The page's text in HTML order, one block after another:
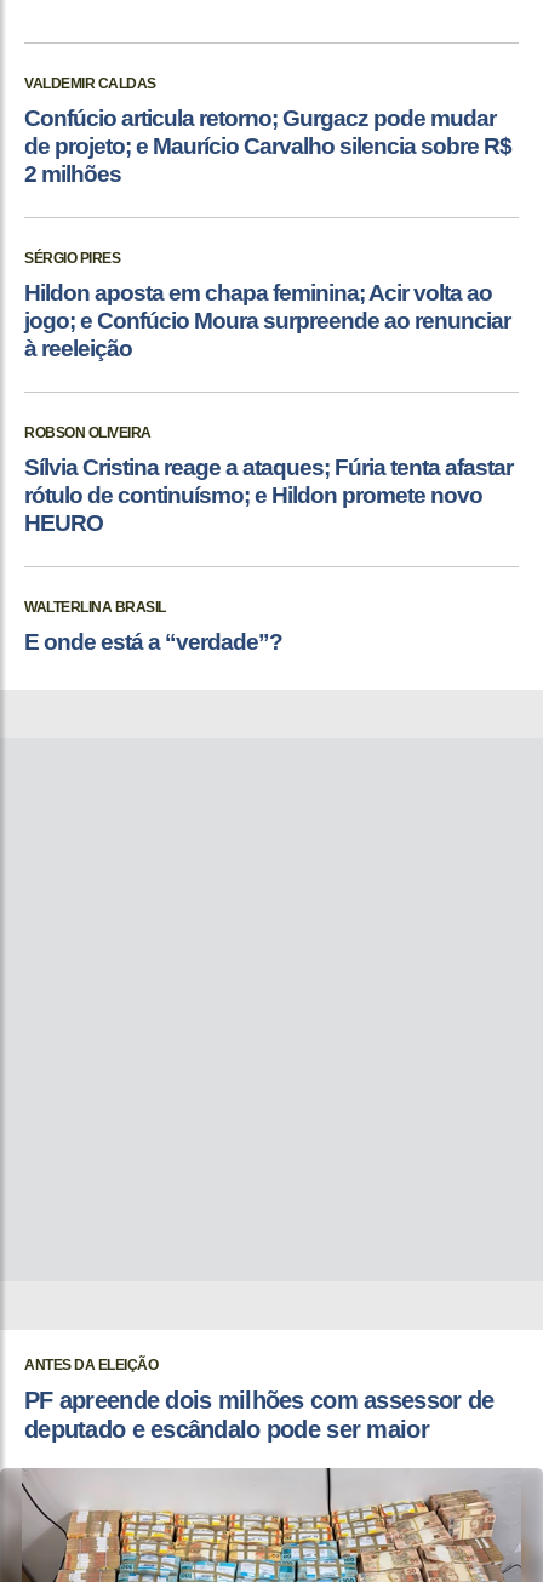
VALDEMIR CALDAS
Confúcio articula retorno; Gurgacz pode mudar
de projeto; e Maurício Carvalho silencia sobre R$
2 milhões
SÉRGIO PIRES
Hildon aposta em chapa feminina; Acir volta ao
jogo; e Confúcio Moura surpreende ao renunciar
à reeleição
ROBSON OLIVEIRA
Sílvia Cristina reage a ataques; Fúria tenta afastar
rótulo de continuísmo; e Hildon promete novo
HEURO
WALTERLINA BRASIL
E onde está a “verdade”?
ANTES DA ELEIÇÃO
PF apreende dois milhões com assessor de
deputado e escândalo pode ser maior